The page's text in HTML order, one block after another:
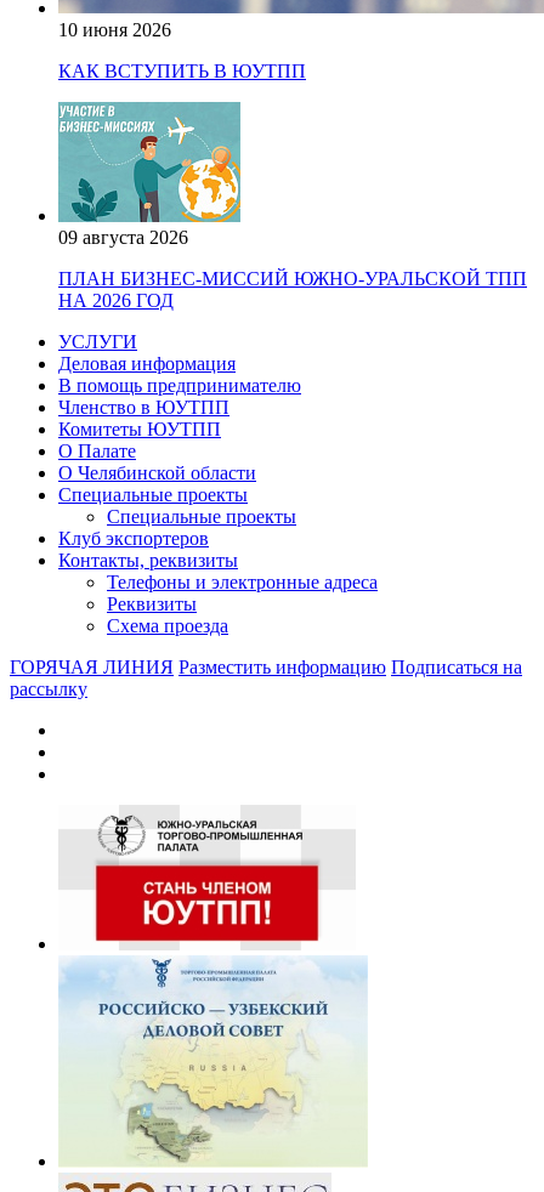
10 июня 2026
КАК ВСТУПИТЬ В ЮУТПП
09 августа 2026
ПЛАН БИЗНЕС-МИССИЙ ЮЖНО-УРАЛЬСКОЙ ТПП
НА 2026 ГОД
УСЛУГИ
Деловая информация
В помощь предпринимателю
Членство в ЮУТПП
Комитеты ЮУТПП
О Палате
О Челябинской области
Специальные проекты
Специальные проекты
Клуб экспортеров
Контакты, реквизиты
Телефоны и электронные адреса
Реквизиты
Схема проезда
ГОРЯЧАЯ ЛИНИЯ Разместить информацию Подписаться на
рассылку